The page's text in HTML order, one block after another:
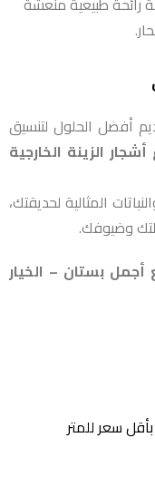
أفضل الحلول لتنسيق
الزينة الخارجية
المثالية لحديقتك،
وضيوفك.
بستان – الخيار
سعر للمتر